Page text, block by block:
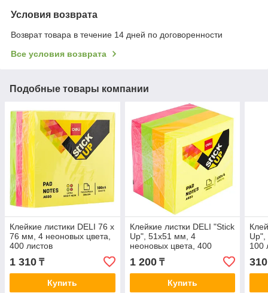
Условия возврата
Возврат товара в течение 14 дней по договоренности
Все условия возврата
Подобные товары компании
Клейкие листики DELI 76 х
76 мм, 4 неоновых цвета,
400 листов
1 310 ₸
Купить
Клейкие листки DELI "Stick
Up", 51х51 мм, 4
неоновых цвета, 400
1 200₸
Купить
Up",
100
310